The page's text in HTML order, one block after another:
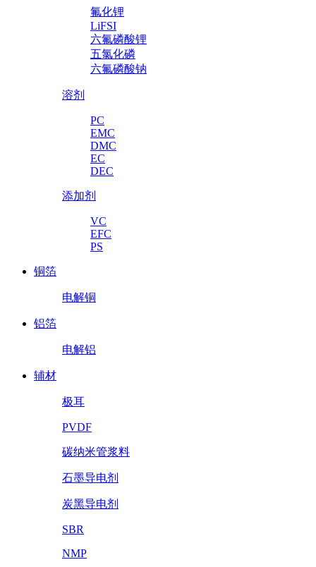
氟化锂
LiFSI
六氟磷酸锂
五氯化磷
六氟磷酸钠
溶剂
PC
EMC
DMC
EC
DEC
添加剂
VC
EFC
PS
铜箔
电解铜
铝箔
电解铝
辅材
极耳
PVDF
碳纳米管浆料
石墨导电剂
炭黑导电剂
SBR
NMP